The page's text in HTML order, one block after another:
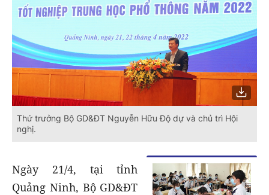
Thứ trưởng Bộ GD&ĐT Nguyễn Hữu Độ dự và chủ trì Hội
nghị.
Ngày 21/4, tại tỉnh
Quảng Ninh, Bộ GD&ĐT